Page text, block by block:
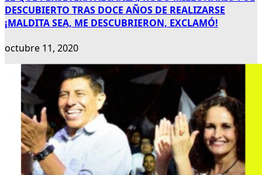
DESCUBIERTO TRAS DOCE AÑOS DE REALIZARSE
¡MALDITA SEA, ME DESCUBRIERON, EXCLAMÓ!
octubre 11, 2020